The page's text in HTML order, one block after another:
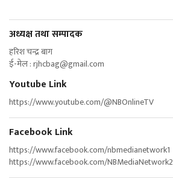
अध्यक्ष तथा सम्पादक
हरिश चन्द्र बाग
ई-मेल :rjhcbag@gmail.com
Youtube Link
https://www.youtube.com/@NBOnlineTV
Facebook Link
https://www.facebook.com/nbmedianetwork1
https://www.facebook.com/NBMediaNetwork2